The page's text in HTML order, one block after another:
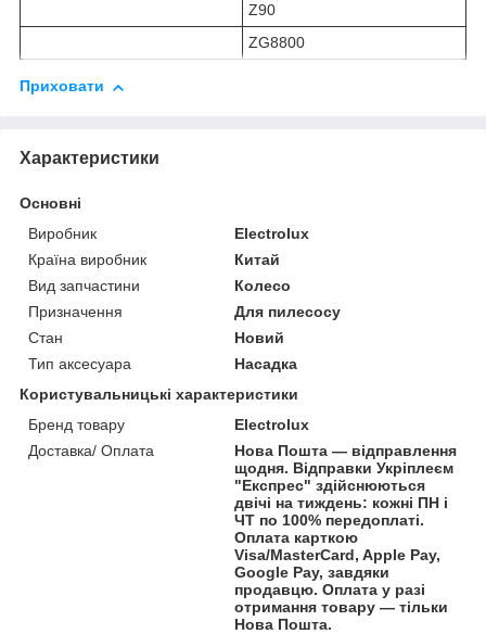
Z90
ZG8800
Приховати
Характеристики
Основні
Виробник
Electrolux
Країна виробник
Китай
Вид запчастини
Колесо
Призначення
Для пилесосу
Стан
Новий
Тип аксесуара
Насадка
Користувальницькі характеристики
Бренд товару
Electrolux
Доставка/ Оплата
Нова Пошта — відправлення
щодня. Відправки Укріплеєм
"Експрес" здійснюються
двічі на тиждень: кожні ПН і
ЧТ по 100% передоплаті.
Оплата карткою
Visa/MasterCard, Apple Pay,
Google Pay, завдяки
продавцю. Оплата у разі
отримання товару — тільки
Нова Пошта.